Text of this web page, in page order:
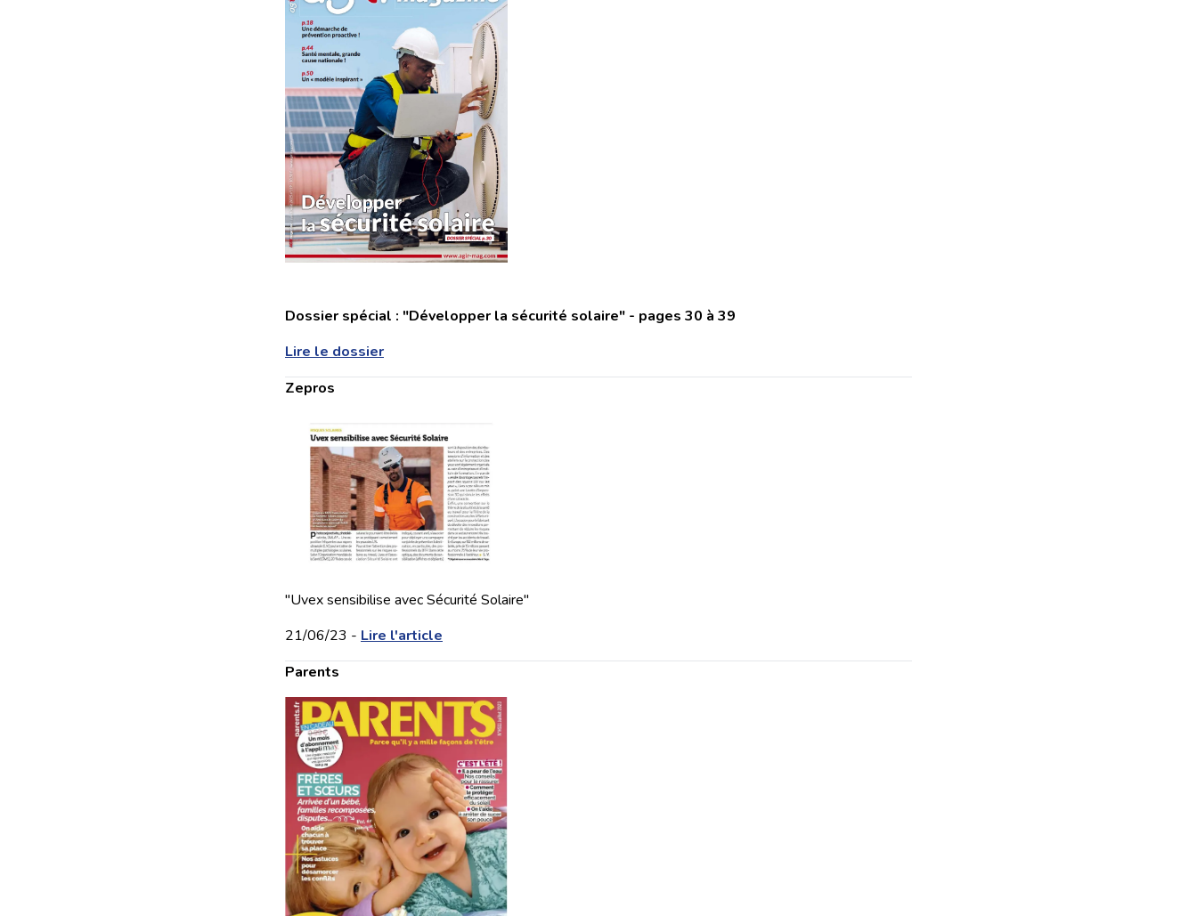
Dossier spécial : "Développer la sécurité solaire" - pages 30 à 39
Lire le dossier
Zepros
"Uvex sensibilise avec Sécurité Solaire"
21/06/23 - Lire l'article
Parents